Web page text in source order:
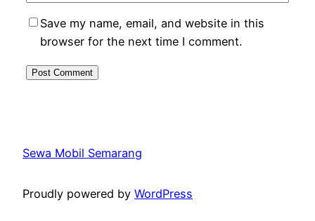
Save my name, email, and website in this
browser for the next time I comment.
Sewa Mobil Semarang
Proudly powered by WordPress